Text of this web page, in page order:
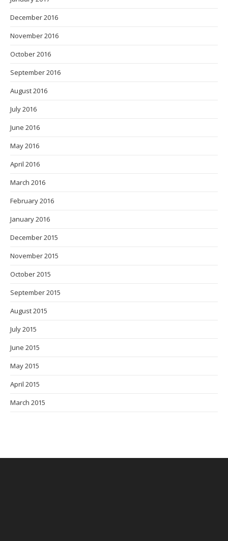
December 2016
November 2016
October 2016
September 2016
August 2016
July 2016
June 2016
May 2016
April 2016
March 2016
February 2016
January 2016
December 2015
November 2015
October 2015
September 2015
August 2015
July 2015
June 2015
May 2015
April 2015
March 2015